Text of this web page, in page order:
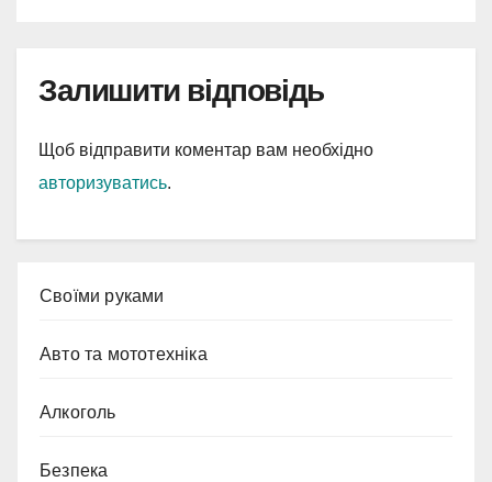
Залишити відповідь
Щоб відправити коментар вам необхідно
авторизуватись.
Cвоїми руками
Авто та мототехніка
Алкоголь
Безпека